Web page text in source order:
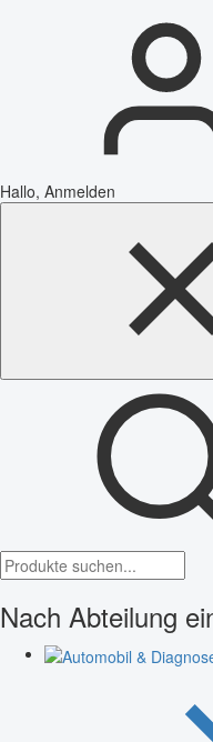
Hallo, Anmelden
Nach Abteilung